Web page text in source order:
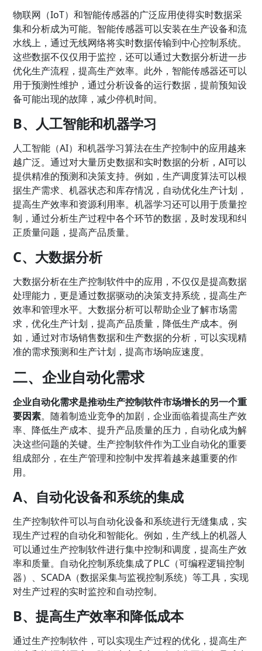
物联网（IoT）和智能传感器的广泛应用使得实时数据采
集和分析成为可能。智能传感器可以安装在生产设备和流
水线上，通过无线网络将实时数据传输到中心控制系统。
这些数据不仅仅用于监控，还可以通过大数据分析进一步
优化生产流程，提高生产效率。此外，智能传感器还可以
用于预测性维护，通过分析设备的运行数据，提前预知设
备可能出现的故障，减少停机时间。
B、人工智能和机器学习
人工智能（AI）和机器学习算法在生产控制中的应用越来
越广泛。通过对大量历史数据和实时数据的分析，AI可以
提供精准的预测和决策支持。例如，生产调度算法可以根
据生产需求、机器状态和库存情况，自动优化生产计划，
提高生产效率和资源利用率。机器学习还可以用于质量控
制，通过分析生产过程中各个环节的数据，及时发现和纠
正质量问题，提高产品质量。
C、大数据分析
大数据分析在生产控制软件中的应用，不仅仅是提高数据
处理能力，更是通过数据驱动的决策支持系统，提高生产
效率和管理水平。大数据分析可以帮助企业了解市场需
求，优化生产计划，提高产品质量，降低生产成本。例
如，通过对市场销售数据和生产数据的分析，可以实现精
准的需求预测和生产计划，提高市场响应速度。
二、企业自动化需求
企业自动化需求是推动生产控制软件市场增长的另一个重
要因素。随着制造业竞争的加剧，企业面临着提高生产效
率、降低生产成本、提升产品质量的压力，自动化成为解
决这些问题的关键。生产控制软件作为工业自动化的重要
组成部分，在生产管理和控制中发挥着越来越重要的作
用。
A、自动化设备和系统的集成
生产控制软件可以与自动化设备和系统进行无缝集成，实
现生产过程的自动化和智能化。例如，生产线上的机器人
可以通过生产控制软件进行集中控制和调度，提高生产效
率和质量。自动化控制系统集成了PLC（可编程逻辑控制
器）、SCADA（数据采集与监视控制系统）等工具，实现
对生产过程的实时监控和自动控制。
B、提高生产效率和降低成本
通过生产控制软件，可以实现生产过程的优化，提高生产